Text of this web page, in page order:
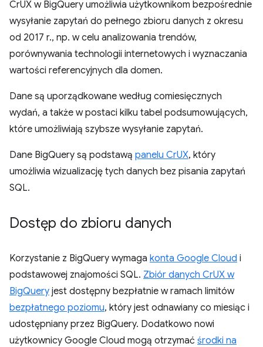
CrUX w BigQuery umożliwia użytkownikom bezpośrednie
wysyłanie zapytań do pełnego zbioru danych z okresu
od 2017 r., np. w celu analizowania trendów,
porównywania technologii internetowych i wyznaczania
wartości referencyjnych dla domen.
Dane są uporządkowane według comiesięcznych
wydań, a także w postaci kilku tabel podsumowujących,
które umożliwiają szybsze wysyłanie zapytań.
Dane BigQuery są podstawą panelu CrUX, który
umożliwia wizualizację tych danych bez pisania zapytań
SQL.
Dostęp do zbioru danych
Korzystanie z BigQuery wymaga konta Google Cloud i
podstawowej znajomości SQL. Zbiór danych CrUX w
BigQuery jest dostępny bezpłatnie w ramach limitów
bezpłatnego poziomu, który jest odnawiany co miesiąc i
udostępniany przez BigQuery. Dodatkowo nowi
użytkownicy Google Cloud mogą otrzymać środki na